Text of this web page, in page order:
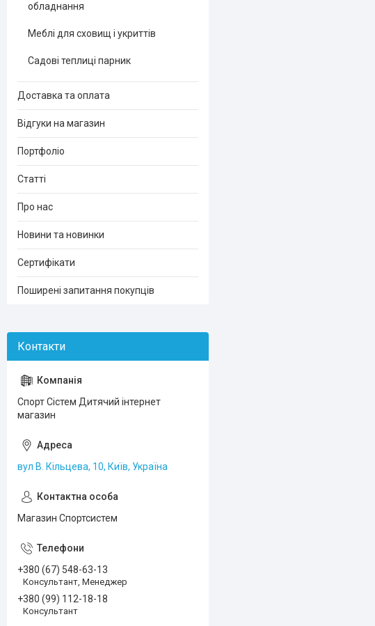
обладнання
Меблі для сховищ і укриттів
Садові теплиці парник
Доставка та оплата
Відгуки на магазин
Портфоліо
Статті
Про нас
Новини та новинки
Сертифікати
Поширені запитання покупців
Спорт Сістем Дитячий інтернет
магазин
вул В. Кільцева, 10, Київ, Україна
Магазин Спортсистем
+380 (67) 548-63-13
Консультант, Менеджер
+380 (99) 112-18-18
Консультант